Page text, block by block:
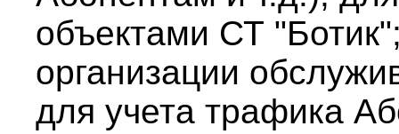
объектами СТ
организации
для учета трафика